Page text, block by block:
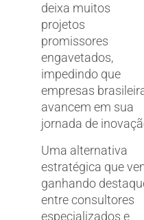
deixa muitos
projetos
promissores
engavetados,
impedindo que
empresas
avancem em sua
jornada de
Uma alternativa
estratégica que
ganhando
entre consultores
especializados e